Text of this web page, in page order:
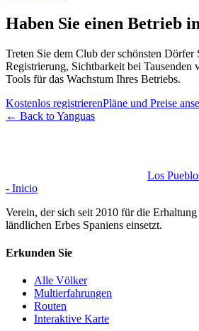
Haben Sie einen Betrieb
Treten Sie dem Club der schönsten Dörfer
Registrierung, Sichtbarkeit bei Tausenden
Tools für das Wachstum Ihres Betriebs.
Kostenlos registrierenPläne und Preise
← Back to Yanguas
Los
- Inicio
Verein, der sich seit 2010 für die
ländlichen Erbes Spaniens einsetzt.
Erkunden Sie
Alle Völker
Multierfahrungen
Routen
Interaktive Karte